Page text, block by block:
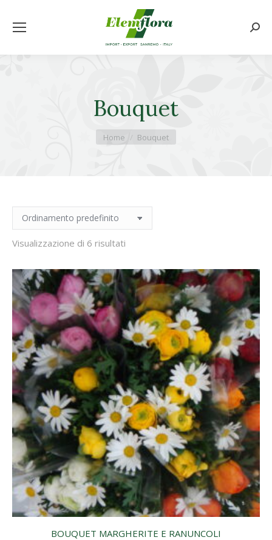
Bouquet
Tu sei qui:
Home Bouquet
Visualizzazione di 6 risultati
BOUQUET MARGHERITE E RANUNCOLI